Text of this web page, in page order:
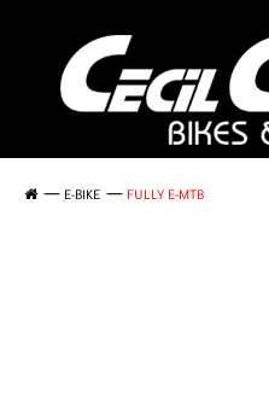
E-BIKE FULLY E-MTB